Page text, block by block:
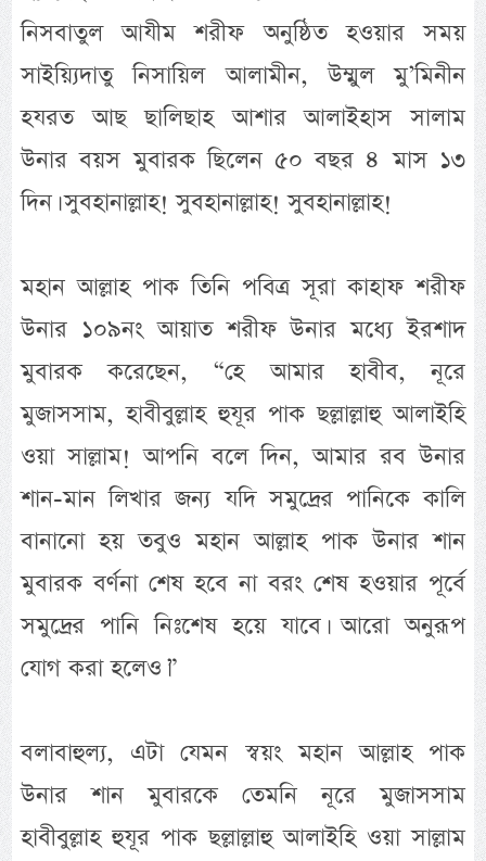
নিসবাতুল আযীম শরীফ অনুষ্ঠিত হওয়ার সময়
সাইয়্যিদাতু নিসায়িল আলামীন, উম্মুল মু’মিনীন
হযরত আছ ছালিছাহ আশার আলাইহাস সালাম
উনার বয়স মুবারক ছিলেন ৫০ বছর ৪ মাস ১৩
দিন। সুবহানাল্লাহ! সুবহানাল্লাহ! সুবহানাল্লাহ!
মহান আল্লাহ পাক তিনি পবিত্র সূরা কাহাফ শরীফ
উনার ১০৯নং আয়াত শরীফ উনার মধ্যে ইরশাদ
মুবারক করেছেন, “হে আমার হাবীব, নূরে
মুজাসসাম, হাবীবুল্লাহ হুযূর পাক ছল্লাল্লাহু আলাইহি
ওয়া সাল্লাম! আপনি বলে দিন, আমার রব উনার
শান-মান লিখার জন্য যদি সমুদ্রের পানিকে কালি
বানানো হয় তবুও মহান আল্লাহ পাক উনার শান
মুবারক বর্ণনা শেষ হবে না বরং শেষ হওয়ার পূর্বে
সমুদ্রের পানি নিঃশেষ হয়ে যাবে। আরো অনুরূপ
যোগ করা হলেও।”
বলাবাহুল্য, এটা যেমন স্বয়ং মহান আল্লাহ পাক
উনার শান মুবারকে তেমনি নূরে মুজাসসাম
হাবীবুল্লাহ হুযূর পাক ছল্লাল্লাহু আলাইহি ওয়া সাল্লাম